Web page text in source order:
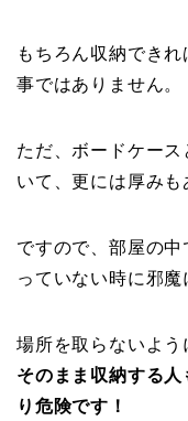
もちろん収納でき
事ではありません。
ただ、ボードケー
いて、更には厚みも
ですので、部屋の
っていない時に邪魔
場所を取らないよう
そのまま収納する
り危険です！